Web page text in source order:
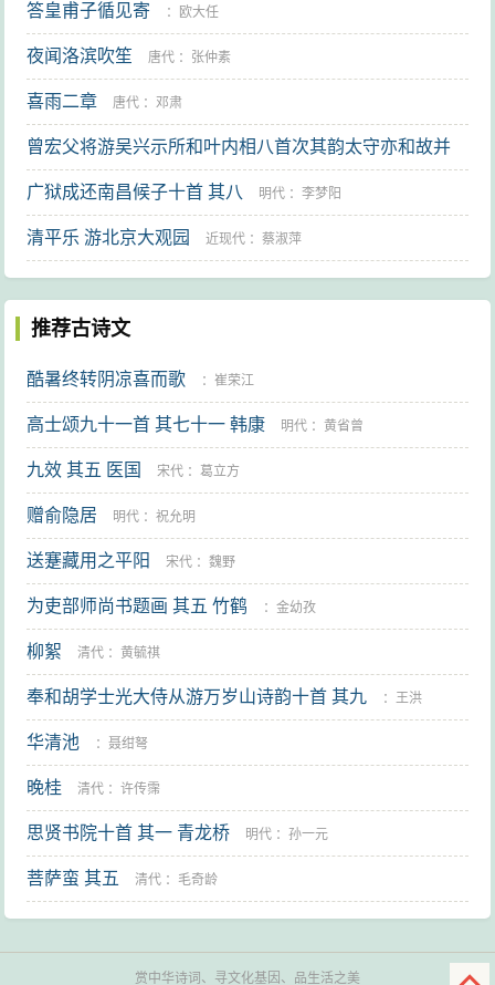
答皇甫子循见寄 ： 欧大任
夜闻洛滨吹笙 唐代 ： 张仲素
喜雨二章 唐代 ：邓肃
曾宏父将游吴兴示所和叶内相八首次其韵太守亦和故并
及之 其三 宋代：刘一止
广狱成还南昌候子十首 其八 明代 ：李梦阳
清平乐 游北京大观园 近现代 ：蔡淑萍
推荐古诗文
酷暑终转阴凉喜而歌 ：崔荣江
高士颂九十一首 其七十一 韩康 明代 ：黄省曾
九效 其五 医国 宋代 ：葛立方
赠俞隐居 明代 ：祝允明
送蹇藏用之平阳 宋代 ：魏野
为吏部师尚书题画 其五 竹鹤 ：金幼孜
柳絮 清代 ：黄毓祺
奉和胡学士光大侍从游万岁山诗韵十首 其九 ：王洪
华清池 ：聂绀弩
晚桂 清代 ：许传霈
思贤书院十首 其一 青龙桥 明代 ：孙一元
菩萨蛮 其五 清代 ： 毛奇龄
赏中华诗词、寻文化基因、品生活之美